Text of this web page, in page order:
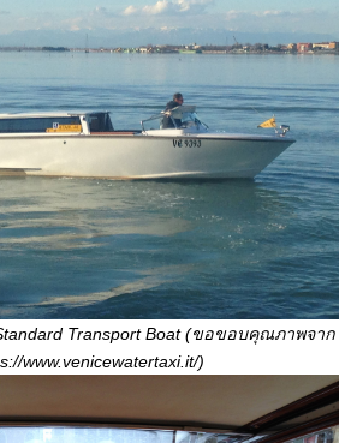
Transport Boat(ขอขอบคุณภาพจาก
www.venicewatertaxi.it/)